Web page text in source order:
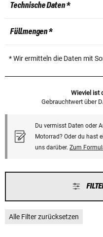
Technische Daten *
Füllmengen *
* Wir ermitteln die Daten mit
Wieviel ist
Gebrauchtwert über
Du vermisst Daten oder
Motorrad? Oder du hast
uns darüber. Zum
Alle Filter zurücksetzen